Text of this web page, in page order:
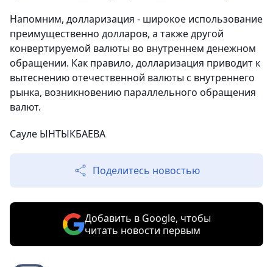
Напомним, долларизация - широкое использование
преимущественно долларов, а также другой
конвертируемой валюты во внутреннем денежном
обращении. Как правило, долларизация приводит к
вытеснению отечественной валюты с внутреннего
рынка, возникновению параллельного обращения
валют.
Сауле ЫНТЫКБАЕВА
Поделитесь новостью
Добавить в Google, чтобы
читать новости первым